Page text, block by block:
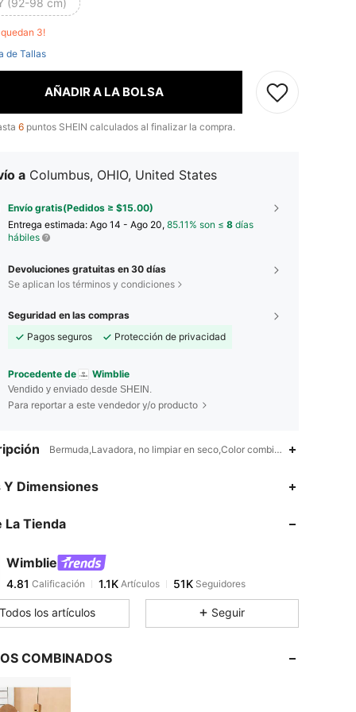
quedan 3!
de Tallas
AÑADIR A LA BOLSA
6 puntos SHEIN calculados al finalizar la compra.
a Columbus, OHIO, United States
Envío gratis(Pedidos ≥ $15.00)
Entrega estimada: Ago 14 - Ago 20, 85.11% son ≤ 8 días
hábiles
Devoluciones gratuitas en 30 días
Se aplican los términos y condiciones
Seguridad en las compras
Pagos seguros
Protección de privacidad
Procedente de Wimblie
Vendido y enviado desde SHEIN.
Para reportar a este vendedor y/o producto
Bermuda,Lavadora, no limpiar en seco,Color combinado
Y Dimensiones
La Tienda
Wimblie
4.81
Calificación 1.1K
r***npagó Hace 1 día
4.81
4.81 1.1K
Todos los artículos Seguir
COMBINADOS